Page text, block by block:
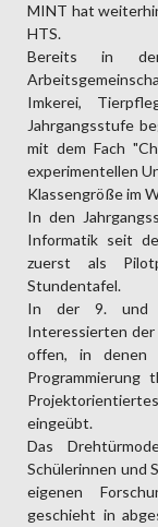
MINT hat
HTS.
Bereits in
Imkerei,
Jahrgangsstufe
mit dem Fach
experimentellen
Klassengröße im
In den
Informatik seit
zuerst als
Stundentafel.
In der 9. und
Interessierten der
offen, in denen
Programmierung
eingeübt.
Das
Schülerinnen und
eigenen
geschieht in